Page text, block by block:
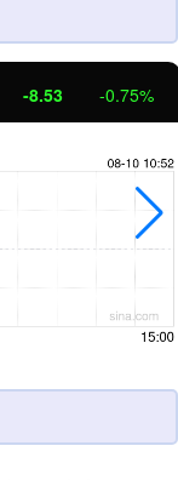
-0.75%